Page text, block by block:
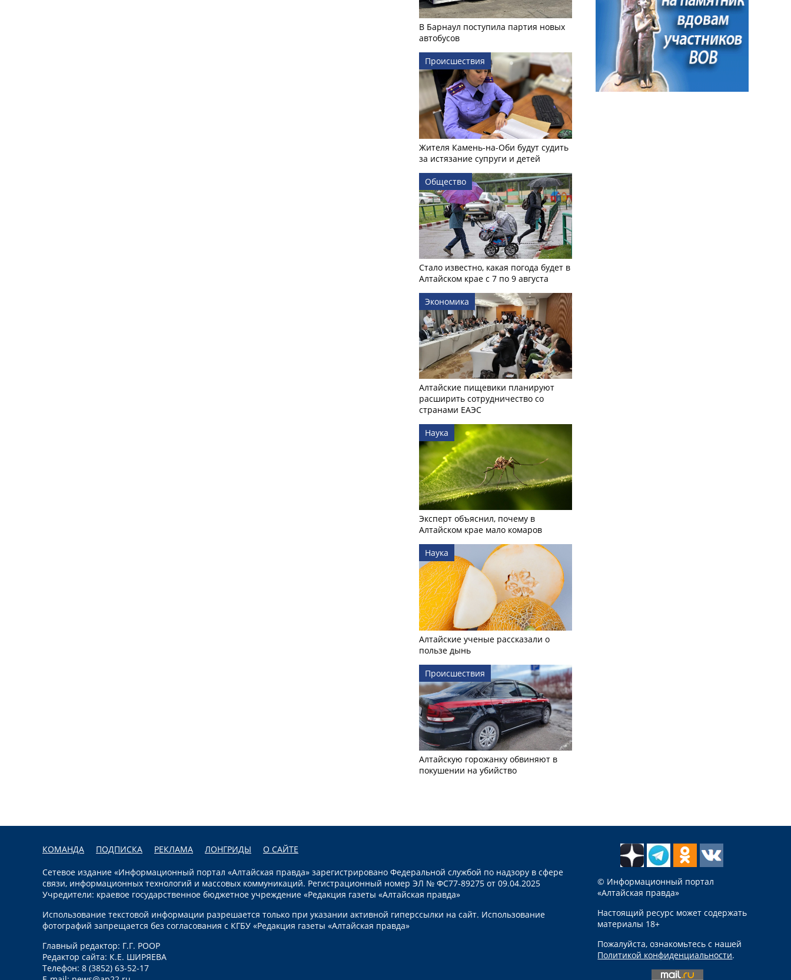
В Барнаул поступила партия новых
автобусов
Происшествия
Жителя Камень-на-Оби будут судить
за истязание супруги и детей
Общество
Стало известно, какая погода будет в
Алтайском крае с 7 по 9 августа
Экономика
Алтайские пищевики планируют
расширить сотрудничество со
странами ЕАЭС
Наука
Эксперт объяснил, почему в
Алтайском крае мало комаров
Наука
Алтайские ученые рассказали о
пользе дынь
Происшествия
Алтайскую горожанку обвиняют в
покушении на убийство
КОМАНДА ПОДПИСКА РЕКЛАМА ЛОНГРИДЫ О САЙТЕ
Сетевое издание «Информационный портал «Алтайская правда» зарегистрировано Федеральной службой по надзору в сфере
связи, информационных технологий и массовых коммуникаций. Регистрационный номер ЭЛ № ФС77-89275 от 09.04.2025
Учредители: краевое государственное бюджетное учреждение «Редакция газеты «Алтайская правда»
Использование текстовой информации разрешается только при указании активной гиперссылки на сайт. Использование
фотографий запрещается без согласования с КГБУ «Редакция газеты «Алтайская правда»
Главный редактор: Г.Г. РООР
Редактор сайта: К.Е. ШИРЯЕВА
Телефон: 8 (3852) 63-52-17
© Информационный портал
«Алтайская правда»
Настоящий ресурс может содержать
материалы 18+
Пожалуйста, ознакомьтесь с нашей
Политикой конфиденциальности.